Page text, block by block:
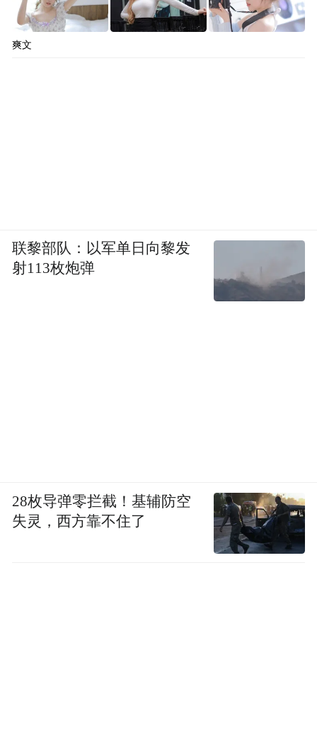
爽文
联黎部队：以军单日向黎发
射113枚炮弹
28枚导弹零拦截！基辅防空
失灵，西方靠不住了